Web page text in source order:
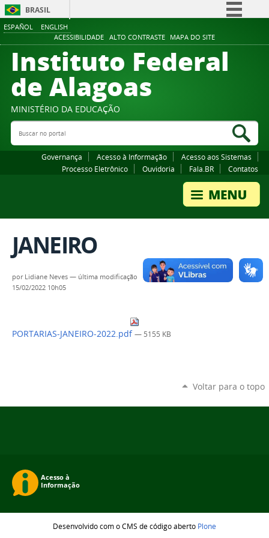
ESPAÑOL ENGLISH
ACESSIBILIDADE ALTO CONTRASTE MAPA DO SITE
BRASIL
Comunica BR
Participe
Canais
Instituto Federal
de Alagoas
MINISTÉRIO DA EDUCAÇÃO
Buscar no portal
Governança Acesso à Informação
Acesso aos Sistemas
Processo Eletrônico
Ouvidoria Fala.BR Contatos
JANEIRO
por Lidiane Neves — última modificação
15/02/2022 10h05
PORTARIAS-JANEIRO-2022.pdf — 5155 KB
Voltar para o topo
Desenvolvido com o CMS de código aberto Plone